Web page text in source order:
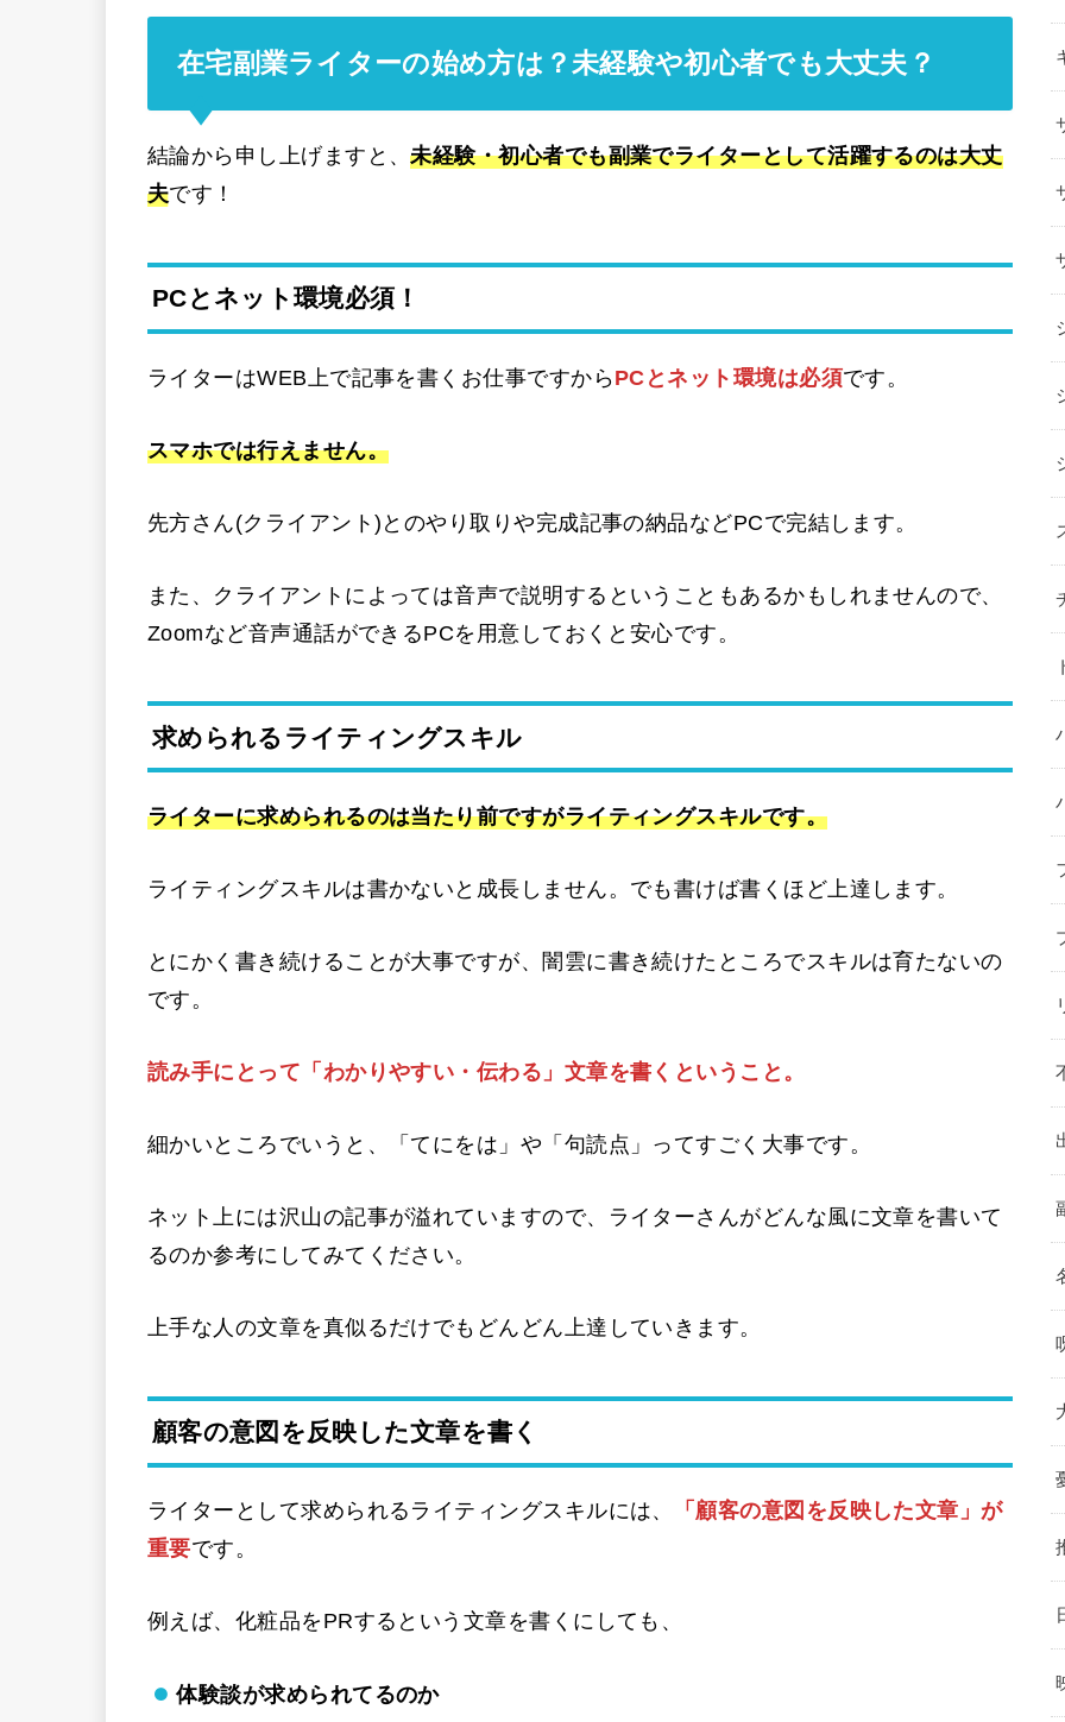
在宅副業ライターの始め方は？未経験や初心者でも大丈夫？
結論から申し上げますと、未経験・初心者でも副業でライターとして活躍するのは大丈
夫です！
PCとネット環境必須！
ライターはWEB上で記事を書くお仕事ですからPCとネット環境は必須です。
スマホでは行えません。
先方さん(クライアント)とのやり取りや完成記事の納品などPCで完結します。
また、クライアントによっては音声で説明するということもあるかもしれませんので、
Zoomなど音声通話ができるPCを用意しておくと安心です。
求められるライティングスキル
ライターに求められるのは当たり前ですがライティングスキルです。
ライティングスキルは書かないと成長しません。でも書けば書くほど上達します。
とにかく書き続けることが大事ですが、闇雲に書き続けたところでスキルは育たないの
です。
読み手にとって「わかりやすい・伝わる」文章を書くということ。
細かいところでいうと、「てにをは」や「句読点」ってすごく大事です。
ネット上には沢山の記事が溢れていますので、ライターさんがどんな風に文章を書いて
るのか参考にしてみてください。
上手な人の文章を真似るだけでもどんどん上達していきます。
顧客の意図を反映した文章を書く
ライターとして求められるライティングスキルには、
「顧客の意図を反映した文章」が
重要です。
例えば、化粧品をPRするという文章を書くにしても、
体験談が求められてるのか